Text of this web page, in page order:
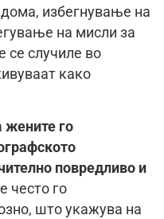
избегнување на
на мисли за
се случиле во
како
жените го
повредливо и
често го
што укажува на